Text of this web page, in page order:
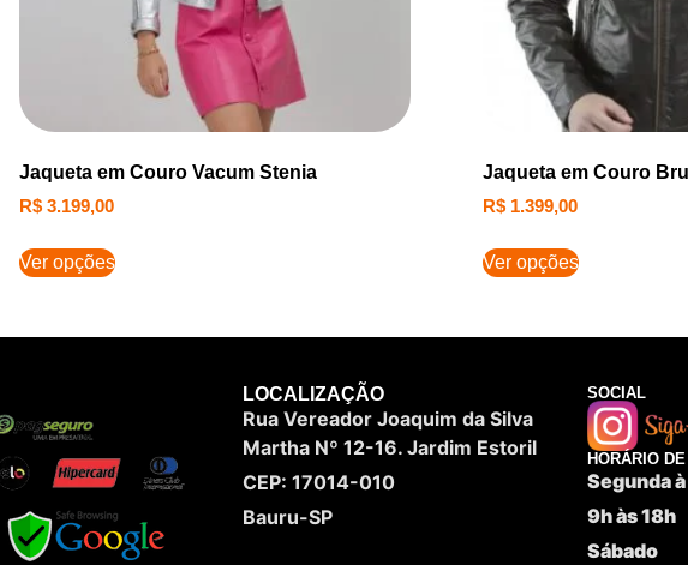
Jaqueta em Couro Vacum Stenia
R$3.199,00
Ver opções
Jaqueta em Couro
R$ 1.399,00
Ver opções
LOCALIZAÇÃO
Rua Vereador Joaquim da Silva
Martha Nº 12-16. Jardim Estoril
CEP: 17014-010
Bauru-SP
SOCIAL
HORÁRIO
Segunda
9h às 18h
Sábado